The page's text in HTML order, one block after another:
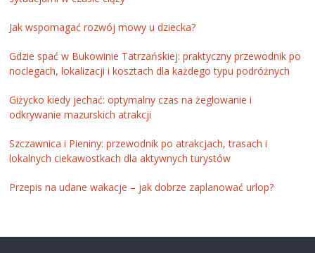
Jak wspomagać rozwój mowy u dziecka?
Gdzie spać w Bukowinie Tatrzańskiej: praktyczny przewodnik po
noclegach, lokalizacji i kosztach dla każdego typu podróżnych
Giżycko kiedy jechać: optymalny czas na żeglowanie i
odkrywanie mazurskich atrakcji
Szczawnica i Pieniny: przewodnik po atrakcjach, trasach i
lokalnych ciekawostkach dla aktywnych turystów
Przepis na udane wakacje – jak dobrze zaplanować urlop?